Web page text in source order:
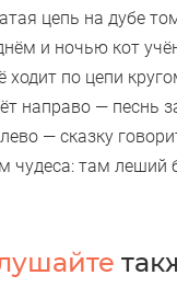
цепь на дубе
и ночью кот
ходит по цепи
направо — песнь
— сказку
чудеса: там леший